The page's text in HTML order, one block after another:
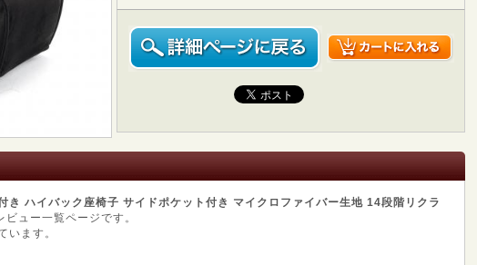
き ハイバック座椅子 サイドポケット付き マイクロファイバー生地 14段階リクラ
ビュー一覧ページです。
います。